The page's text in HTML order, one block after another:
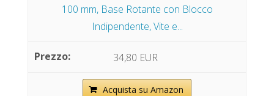
100 mm, Base Rotante con Blocco
Indipendente, Vite e...
34,80 EUR
Acquista su Amazon